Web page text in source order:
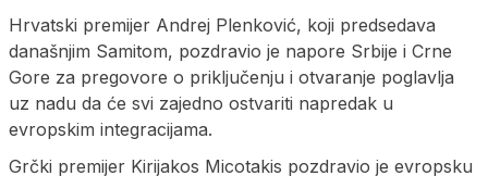
Hrvatski premijer Andrej Plenković, koji predsedava
današnjim Samitom, pozdravio je napore Srbije i Crne
Gore za pregovore o priključenju i otvaranje poglavlja
uz nadu da će svi zajedno ostvariti napredak u
evropskim integracijama.
Grčki premijer Kirijakos Micotakis pozdravio je evropsku